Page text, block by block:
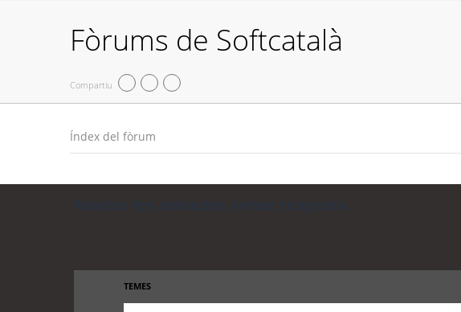
Fòrums de Softcatalà
Compartiu
Índex del fòrum
TEMES